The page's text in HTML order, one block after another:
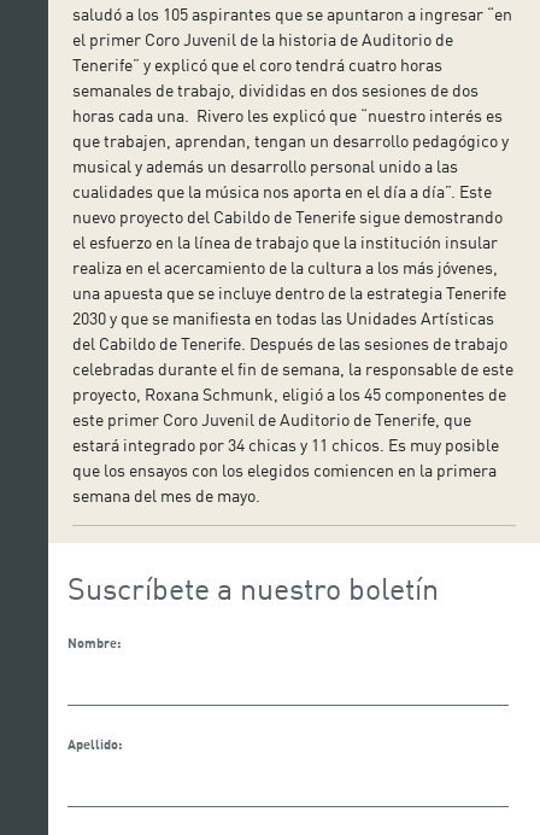
saludó a los 105 aspirantes que se apuntaron a ingresar “en
el primer Coro Juvenil de la historia de Auditorio de
Tenerife” y explicó que el coro tendrá cuatro horas
semanales de trabajo, divididas en dos sesiones de dos
horas cada una. Rivero les explicó que “nuestro interés es
que trabajen, aprendan, tengan un desarrollo pedagógico y
musical y además un desarrollo personal unido a las
cualidades que la música nos aporta en el día a día”. Este
nuevo proyecto del Cabildo de Tenerife sigue demostrando
el esfuerzo en la línea de trabajo que la institución insular
realiza en el acercamiento de la cultura a los más jóvenes,
una apuesta que se incluye dentro de la estrategia Tenerife
2030 y que se manifiesta en todas las Unidades Artísticas
del Cabildo de Tenerife. Después de las sesiones de trabajo
celebradas durante el fin de semana, la responsable de este
proyecto, Roxana Schmunk, eligió a los 45 componentes de
este primer Coro Juvenil de Auditorio de Tenerife, que
estará integrado por 34 chicas y 11 chicos. Es muy posible
que los ensayos con los elegidos comiencen en la primera
semana del mes de mayo.
Suscríbete a nuestro boletín
Nombre:
Apellido: